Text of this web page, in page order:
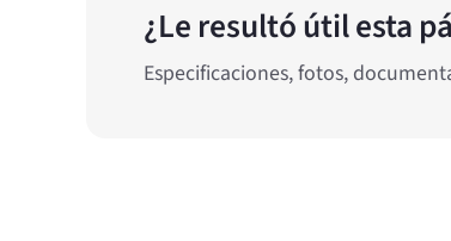
¿Le resultó útil esta
Especificaciones, fotos,